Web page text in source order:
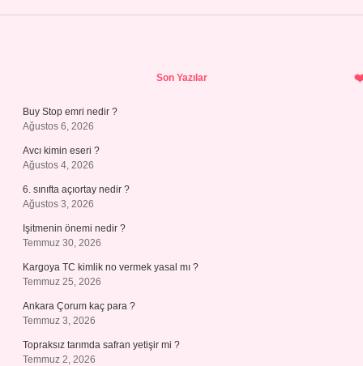
Son Yazılar
Buy Stop emri nedir ?
Ağustos 6, 2026
Avcı kimin eseri ?
Ağustos 4, 2026
6. sınıfta açıortay nedir ?
Ağustos 3, 2026
Işitmenin önemi nedir ?
Temmuz 30, 2026
Kargoya TC kimlik no vermek yasal mı ?
Temmuz 25, 2026
Ankara Çorum kaç para ?
Temmuz 3, 2026
Topraksız tarımda safran yetişir mi ?
Temmuz 2, 2026